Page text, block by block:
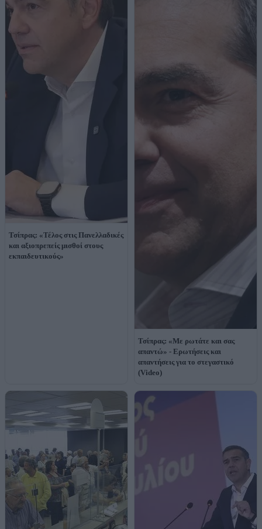
Τσίπρας: «Τέλος στις Πανελλαδικές
και αξιοπρεπείς μισθοί στους
εκπαιδευτικούς»
Τσίπρας: «Με ρωτάτε και σας
απαντώ» - Ερωτήσεις και
απαντήσεις για το στεγαστικό
(Video)